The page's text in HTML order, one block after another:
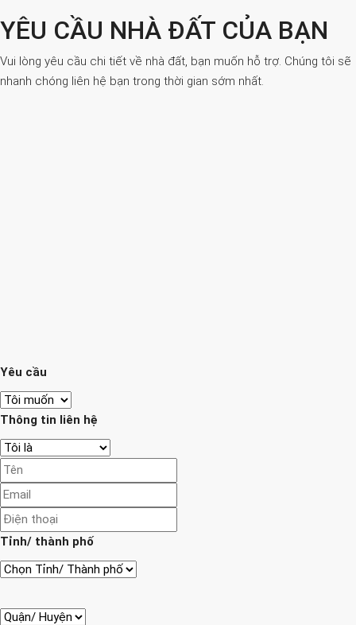
YÊU CẦU NHÀ ĐẤT CỦA BẠN
Vui lòng yêu cầu chi tiết về nhà đất, bạn muốn hỗ trợ. Chúng tôi sẽ
nhanh chóng liên hệ bạn trong thời gian sớm nhất.
Yêu cầu
Thông tin liên hệ
Tỉnh/ thành phố